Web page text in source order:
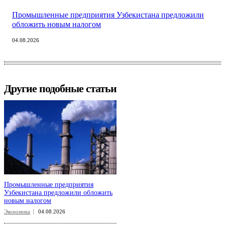
Промышленные предприятия Узбекистана предложили
обложить новым налогом
04.08.2026
Другие подобные статьи
Промышленные предприятия
Узбекистана предложили обложить
новым налогом
Экономика 04.08.2026